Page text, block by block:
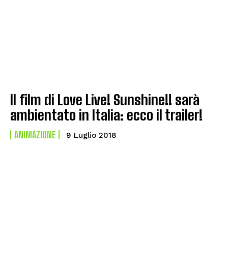
Il film di Love Live! Sunshine!! sarà
ambientato in Italia: ecco il trailer!
ANIMAZIONE 9 Luglio 2018